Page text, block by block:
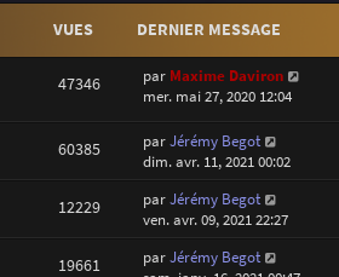
VUES DERNIER MESSAGE
47346 par Maxime Daviron
mer. mai 27, 2020 12:04
60385 parJérémy Begot
dim. avr. 11, 2021 00:02
12229 parJérémy Begot
ven. avr. 09, 2021 22:27
19661 parJérémy Begot